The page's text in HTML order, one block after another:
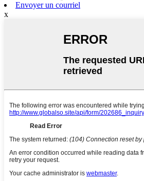
Envoyer un courriel
x